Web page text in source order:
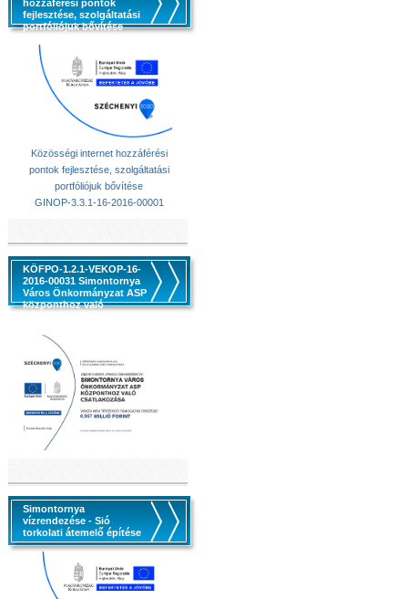
hozzáférési pontok
fejlesztése, szolgáltatási
portfóliójuk bővítése
Közösségi internet hozzáférési
pontok fejlesztése, szolgáltatási
portfóliójuk bővítése
GINOP-3.3.1-16-2016-00001
KÖFPO-1.2.1-VEKOP-16-
2016-00031 Simontornya
Város Önkormányzat ASP
központhoz való
Simontornya
vízrendezése - Sió
torkolati átemelő építése